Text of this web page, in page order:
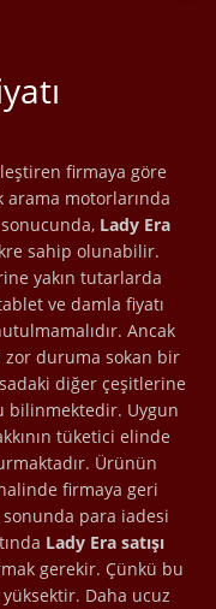
firmaya göre
motorlarında
Lady Era
sahip olunabilir.
yakın tutarlarda
ve damla fiyatı
Ancak
duruma sokan bir
diğer çeşitlerine
bilinmektedir. Uygun
tüketici elinde
Ürünün
firmaya geri
para iadesi
Lady Era satışı
gerekir. Çünkü bu
Daha ucuz